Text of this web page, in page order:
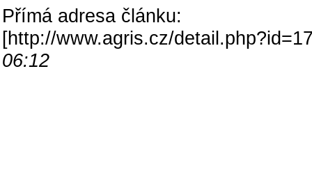
Přímá adresa článku:
[http://www.agris.cz/
06:12